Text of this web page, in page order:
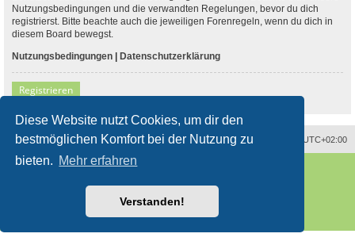
Diese Website nutzt Cookies, um dir den
bestmöglichen Komfort bei der Nutzung zu
bieten. Mehr erfahren
Verstanden!
Nutzungsbedingungen und die verwandten Regelungen, bevor du dich
registrierst. Bitte beachte auch die jeweiligen Forenregeln, wenn du dich in
diesem Board bewegst.
Nutzungsbedingungen | Datenschutzerklärung
Registrieren
Alle Zeiten sind UTC+02:00
Powered by phpBB® Forum Software © phpBB Limited
Mazeltof2017
Nutzungsbedingungen